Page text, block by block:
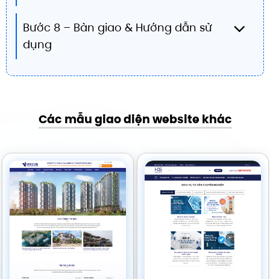
Bước 8 – Bàn giao & Hướng dẫn sử
dụng
Các mẫu giao diện website khác